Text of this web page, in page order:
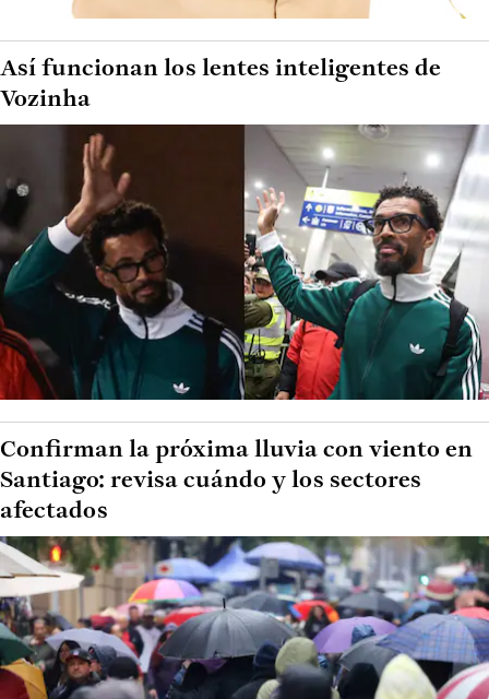
Así funcionan los lentes inteligentes de
Vozinha
Confirman la próxima lluvia con viento en
Santiago: revisa cuándo y los sectores
afectados